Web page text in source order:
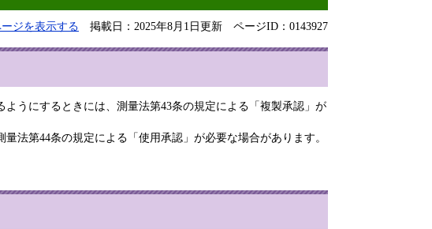
ジを表示する 掲載日：2025年8月1日更新 ページID：0143927
うにするときには、測量法第43条の規定による「複製承認」が
法第44条の規定による「使用承認」が必要な場合があります。